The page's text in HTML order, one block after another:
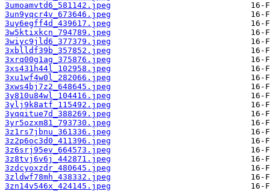
3umoamvtd6_581142.jpeg
3un9yqcr4v_673646.jpeg
3uy6egff4d_439617.jpeg
3w5ktixkcn_794789.jpeg
3wiyc9jld6_377379.jpeg
3xblldf39b_357852.jpeg
3xrq00g1ag_375876.jpeg
3xs431h44l_102958.jpeg
3xu1wf4w0l_282066.jpeg
3xws4bj7z2_648645.jpeg
3y810u84wl_104416.jpeg
3ylj9k8atf_115492.jpeg
3yqqitue7d_388269.jpeg
3yr5ozxm81_793730.jpeg
3z1rs7jbnu_361336.jpeg
3z2p6oc3d0_411396.jpeg
3z6srj95ev_664573.jpeg
3z8tvj6v6j_442871.jpeg
3zdcyoxzdr_480645.jpeg
3zldwf78mh_438332.jpeg
3zn14v546x_424145.jpeg